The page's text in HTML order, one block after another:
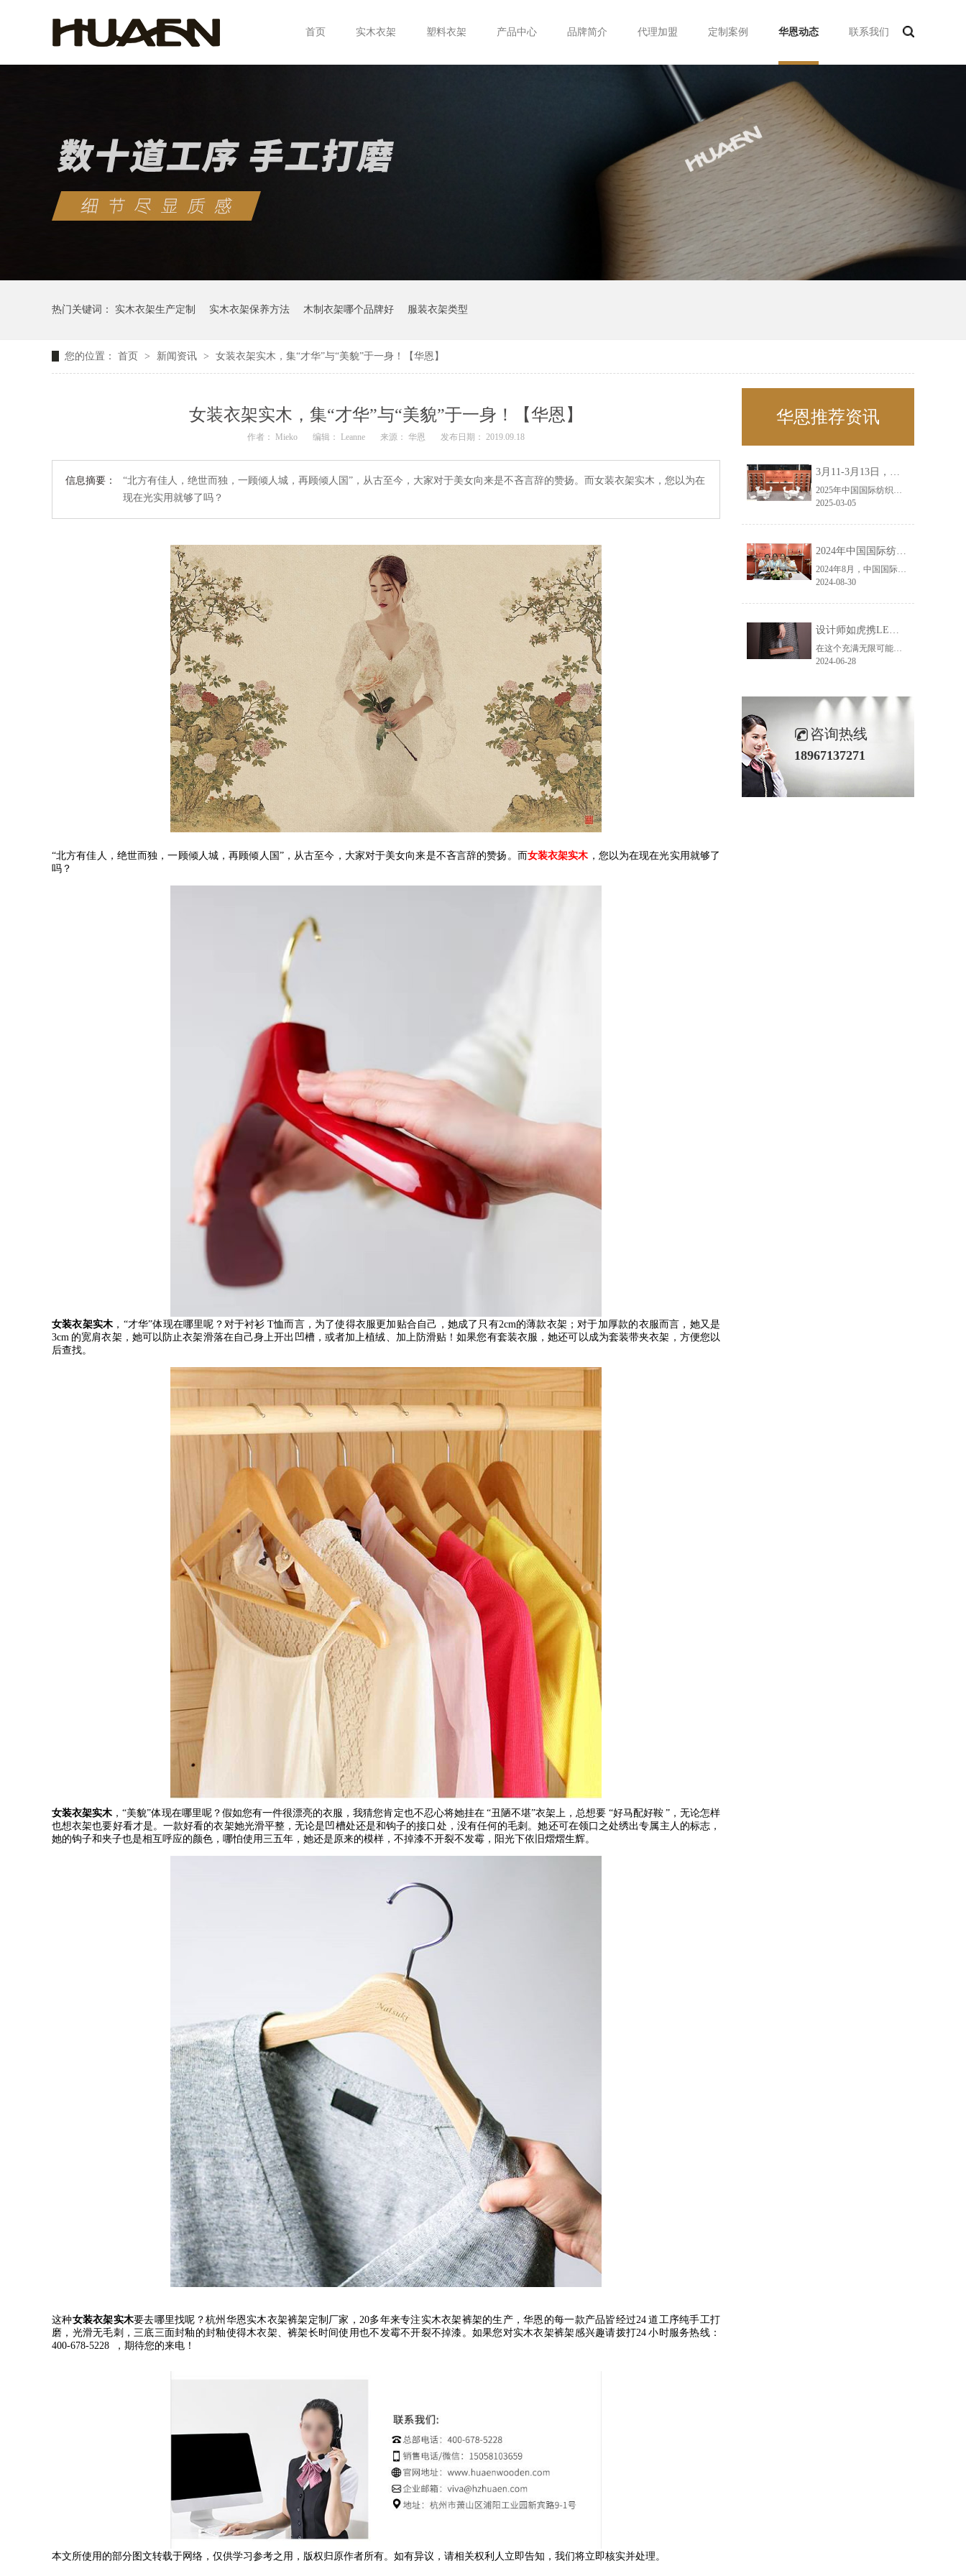
首页 实木衣架 塑料衣架 产品中心 品牌简介 代理加盟 定制案例 华恩动态 联系我们
热门关键词： 实木衣架生产定制 实木衣架保养方法 木制衣架哪个品牌好 服装衣架类型
您的位置： 首页 > 新闻资讯 > 女装衣架实木，集“才华”与“美貌”于一身！【华恩】
女装衣架实木，集“才华”与“美貌”于一身！【华恩】
作者： Mieko 编辑： Leanne 来源： 华恩 发布日期： 2019.09.18
信息摘要：
“北方有佳人，绝世而独，一顾倾人城，再顾倾人国”，从古至今，大家对于美女向来是不吝言辞的赞扬。而女装衣架实木，您以为在
现在光实用就够了吗？
“北方有佳人，绝世而独，一顾倾人城，再顾倾人国 ”，从古至今，大家对于美女向来是不吝言辞的赞扬。而女装衣架实木 ，您以为在现在光实用就够了
吗？
女装衣架实木 ， “才华”体现在哪里呢？对于衬衫 T恤而言，为了使得衣服更加贴合自己，她成了只有2cm的薄款衣架；对于加厚款的衣服而言，她又是
3cm 的宽肩衣架，她可以防止衣架滑落在自己身上开出凹槽，或者加上植绒、加上防滑贴！如果您有套装衣服，她还可以成为套装带夹衣架，方便您以
后查找。
女装衣架实木 ，“美貌”体现在哪里呢？假如您有一件很漂亮的衣服，我猜您肯定也不忍心将她挂在 “丑陋不堪”衣架上，总想要 “好马配好鞍 ”，无论怎样
也想衣架也要好看才是。一款好看的衣架她光滑平整，无论是凹槽处还是和钩子的接口处，没有任何的毛刺。她还可在领口之处绣出专属主人的标志，
她的钩子和夹子也是相互呼应的颜色，哪怕使用三五年，她还是原来的模样，不掉漆不开裂不发霉，阳光下依旧熠熠生辉。
这种女装衣架实木要去哪里找呢？杭州华恩实木衣架裤架定制厂家， 20多年来专注实木衣架裤架的生产，华恩的每一款产品皆经过24 道工序纯手工打
磨，光滑无毛刺，三底三面封釉的封釉使得木衣架、裤架长时间使用也不发霉不开裂不掉漆。如果您对实木衣架裤架感兴趣请拨打24 小时服务热线：
400-678-5228
，期待您的来电！
本文所使用的部分图文转载于网络，仅供学习参考之用，版权归原作者所有。如有异议，请相关权利人立即告知，我们将立即核实并处理。
华恩推荐资讯
3月11-3月13日，华恩诚邀您共赴上海面辅料春夏展——华恩
2025年中国国际纺织面料及辅料（春夏）博览会即将盛大开启！感谢您对华恩品牌的关注！3.11-3.13，杭州华恩（LEMONLEE）诚邀您共赴这场春日的宴会！
2025-03-05
2024年中国国际纺织面料及辅料（秋冬）博览会完美收官！——华恩
2024年8月，中国国际纺织面料及辅料（秋冬）博览会完美收官！作为一家拥有30年历史的专业衣架制造商，我们非常荣幸能够参与这一盛会，并在此期间与众多客户进行了广泛而深入的交流。
2024-08-30
设计师如虎携LEMONLEE红雪松礼盒荣获第六届未来·已来香港新锐当代设计奖铜奖
在这个充满无限可能的2024年夏季，LEMONLEE品牌设计师如虎以其非凡的创意与对自然的深刻理解，精心打造的红雪松木球礼盒，在“2024未来·已来——第六届香港新锐当代设计奖”中摘得铜奖。这不仅是对设计师如虎原创设计能力的嘉奖，更是对LEMONLEE品牌的高度认可。
2024-06-28
咨询热线
18967137271